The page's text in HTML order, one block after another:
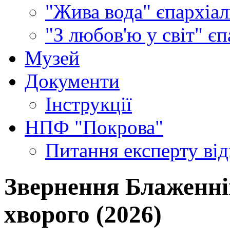
"Жива вода"
"З любов'ю у світ"
Музей
Документи
Інструкції
НПФ "Покрова"
Питання експерту
Звернення
хворого (2026)